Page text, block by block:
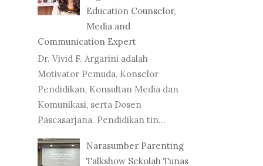
Education Counselor,
Media and
Communication Expert
Dr. Vivid F. Argarini adalah
Motivator Pemuda, Konselor
Pendidikan, Konsultan Media dan
Komunikasi, serta Dosen
Pascasarjana. Pendidikan tin...
Narasumber Parenting
Talkshow Sekolah Tunas